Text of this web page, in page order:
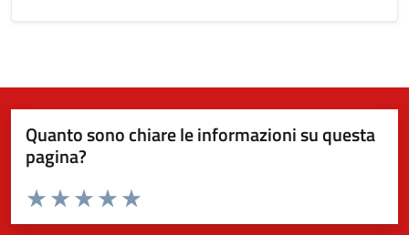
Quanto sono chiare le informazioni su questa
pagina?
Valuta da 1 a 5 stelle la pagina
Valuta 5 stelle su 5
Valuta 4 stelle su 5
Valuta 3 stelle su 5
Valuta 2 stelle su 5
Valuta 1 stelle su 5